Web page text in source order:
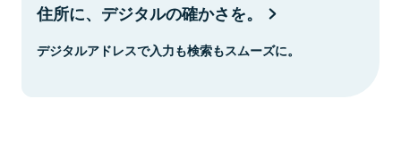
住所に、デジタルの確かさを。
デジタルアドレスで入力も検索もスムーズに。